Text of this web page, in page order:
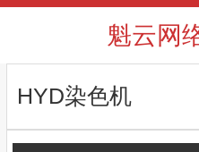
魁云网
HYD染色机